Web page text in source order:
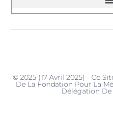
© 2025 (17 Avril 2025) - Ce
De La Fondation Pour La
Délégation De